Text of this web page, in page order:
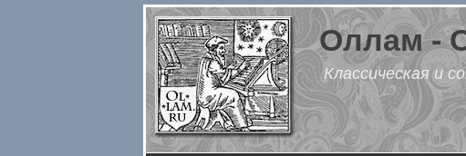
Перейти к основному содержанию
Оллам -
Классическая и